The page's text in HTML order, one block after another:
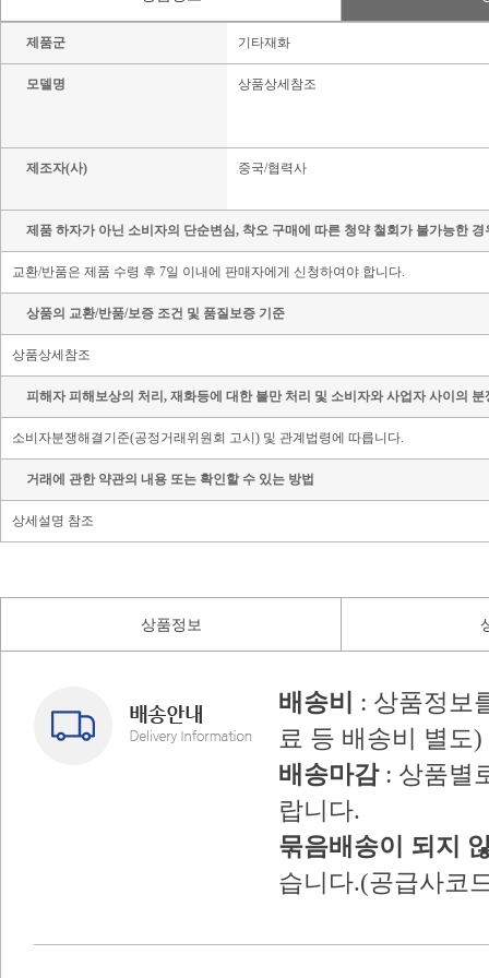
제품군 기타재화
모델명 상품상세참조
제조자(사) 중국/협력사
제품 하자가 아닌 소비자의 단순변심, 착오 구매에 따른 청약 철회가 불가능한
교환/반품은 제품 수령 후 7일 이내에 판매자에게 신청하여야 합니다.
상품의 교환/반품/보증 조건 및 품질보증 기준
상품상세참조
피해자 피해보상의 처리, 재화등에 대한 불만 처리 및 소비자와 사업자 사이의
소비자분쟁해결기준(공정거래위원회 고시) 및 관계법령에 따릅니다.
거래에 관한 약관의 내용 또는 확인할 수 있는 방법
상세설명 참조
상품정보
배송비
: 상품정보
료 등 배송비 별도)
배송마감: 상품별
랍니다.
묶음배송이 되지
습니다.(공급사코